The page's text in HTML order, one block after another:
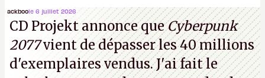
(Dishonored, Deathloop) pourraient faire partie des
prochaines victimes, puisque Microsoft a confirmé
vouloir se séparer du studio.A.
ackboole 6 juillet 2026
CD Projekt annonce queCyberpunk
2077vient de dépasser les 40 millions
d'exemplaires vendus. J'ai fait le